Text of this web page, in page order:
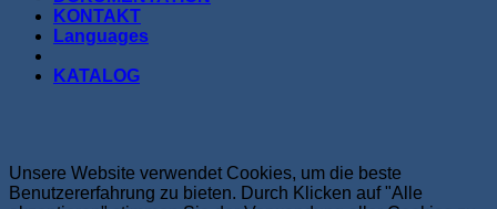
KONTAKT
Languages
KATALOG
Unsere Website verwendet Cookies, um die beste
Benutzererfahrung zu bieten. Durch Klicken auf "Alle